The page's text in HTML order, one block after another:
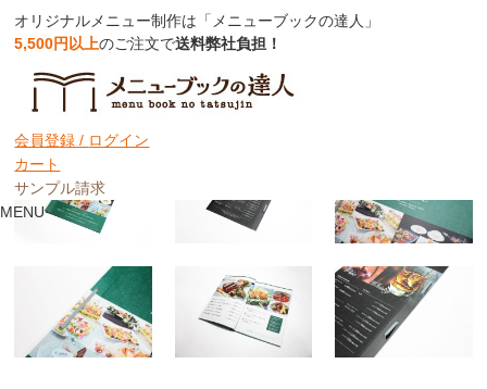
オリジナルメニュー制作は「メニューブックの達人」
5,500円以上のご注文で送料弊社負担！
会員登録 / ログイン
カート
サンプル請求
MENU
中面印刷